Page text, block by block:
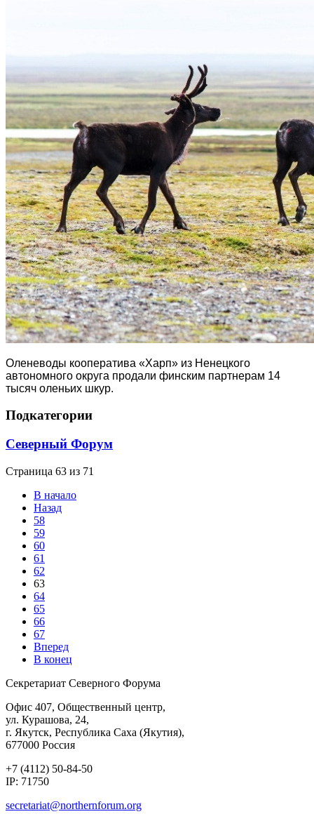
Оленеводы кооператива «Харп» из Ненецкого
автономного округа продали финским партнерам 14
тысяч оленьих шкур.
Подкатегории
Северный Форум
Страница 63 из 71
В начало
Назад
58
59
60
61
62
63
64
65
66
67
Вперед
В конец
Секретариат Северного Форума
Офис 407, Общественный центр,
ул. Курашова, 24,
г. Якутск, Республика Саха (Якутия),
677000 Россия
+7 (4112) 50-84-50
IP: 71750